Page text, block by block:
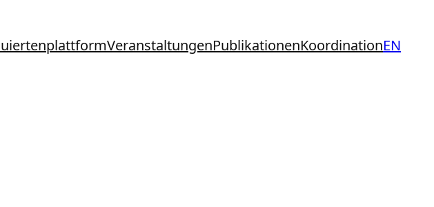
VeranstaltungenPublikationenKoordinationEN